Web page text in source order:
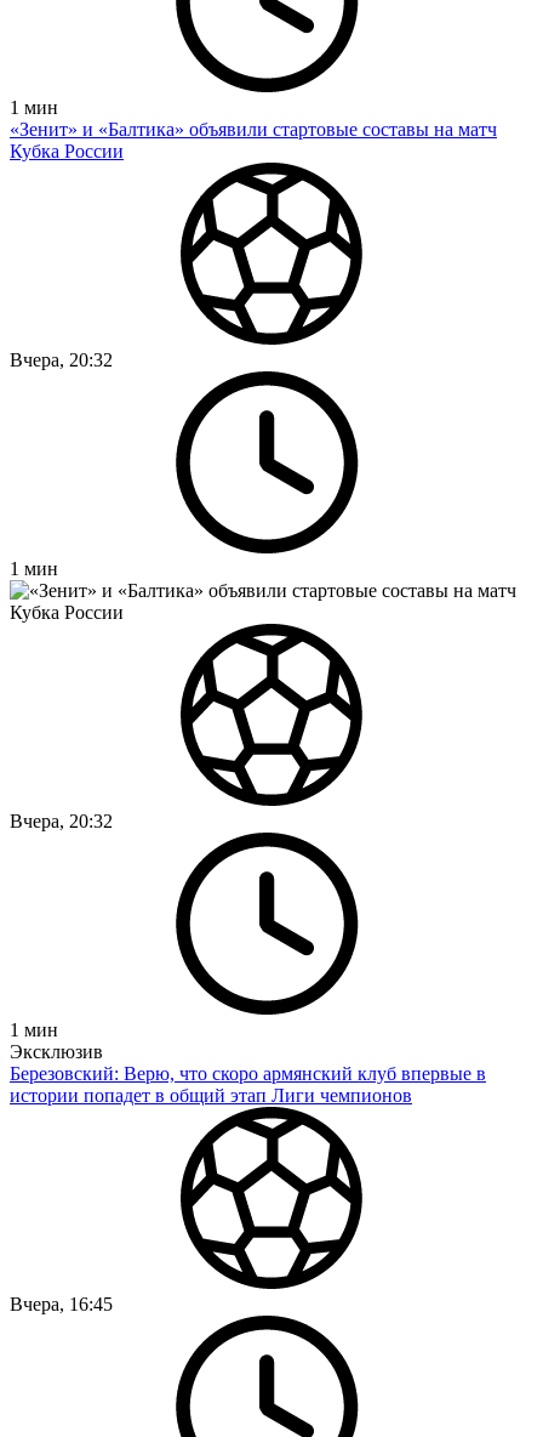
1 мин
«Зенит» и «Балтика» объявили стартовые составы на матч
Кубка России
Вчера, 20:32
1 мин
Вчера, 20:32
1 мин
Эксклюзив
Березовский: Верю, что скоро армянский клуб впервые в
истории попадет в общий этап Лиги чемпионов
Вчера, 16:45